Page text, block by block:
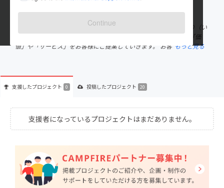
Continue
出身国：日本 出身地：東京都
株式会社「株式会社 三芳商店」は、「鮮やか（あざやか）で彩り（い
ろどり）のある上質な世界」へ私たちの生活を変化させてくれる「価
値」や「サービス」をお客様にご提案していきます。 お客 もっと見る
支援したプロジェクト 0 投稿したプロジェクト 20
支援者になっているプロジェクトはまだありません。